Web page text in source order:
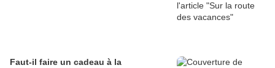
Faut-il faire un cadeau à la